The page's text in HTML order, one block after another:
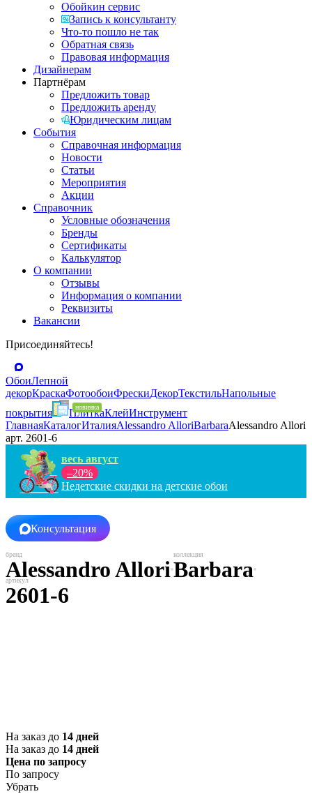
Обойкин сервис
Запись к консультанту
Что-то пошло не так
Обратная связь
Правовая информация
Дизайнерам
Партнёрам
Предложить товар
Предложить аренду
Юридическим лицам
События
Справочная информация
Новости
Статьи
Мероприятия
Акции
Справочник
Условные обозначения
Бренды
Сертификаты
Калькулятор
О компании
Отзывы
Информация о компании
Реквизиты
Вакансии
Присоединяйтесь!
ОбоиЛепной
декорКраскаФотообоиФрескиДекорТекстильНапольные
покрытия
ПлиткаКлейИнструмент
ГлавнаяКаталогИталияAlessandro AlloriBarbaraAlessandro Allori
арт. 2601-6
весь август
–20%
Недетские скидки на детские обои
Консультация
Alessandro AlloriBarbara
2601-6
На заказ до 14 дней
На заказ до 14 дней
Цена по запросу
По запросу
Убрать